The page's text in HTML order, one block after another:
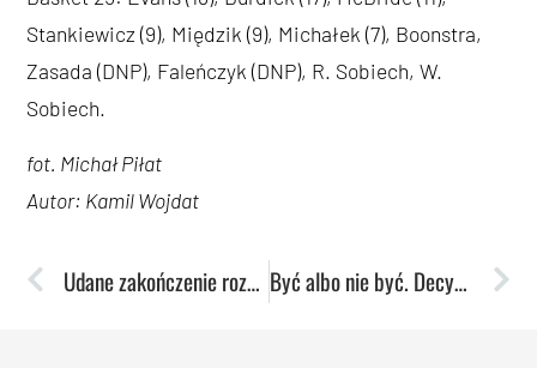
Stankiewicz (9), Międzik (9), Michałek (7), Boonstra,
Zasada (DNP), Faleńczyk (DNP), R. Sobiech, W.
Sobiech.
fot. Michał Piłat
Autor: Kamil Wojdat
Udane zakończenie rozgrywek w wykonaniu siatkarek Być albo nie być. Decydujący bój Pszczółek!